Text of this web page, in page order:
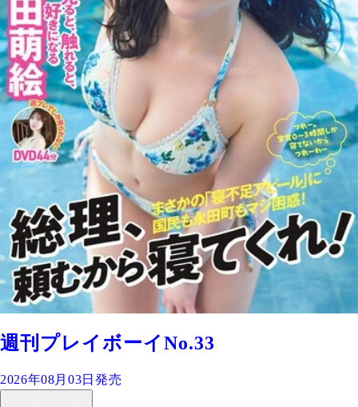
週刊プレイボーイNo.33
2026年08月03日発売